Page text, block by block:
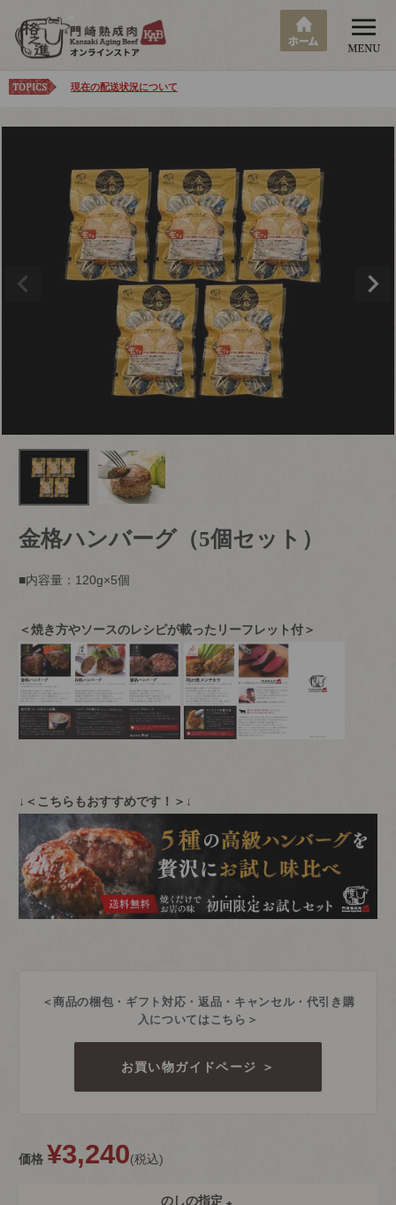
現在の配送状況について
金格ハンバーグ（5個セット）
■内容量：120g×5個
＜焼き方やソースのレシピが載ったリーフレット付＞
↓＜こちらもおすすめです！＞↓
＜商品の梱包・ギフト対応・返品・キャンセル・代引き購
入についてはこちら＞
お買い物ガイドページ ＞
価格 ¥3,240 税込
のしの指定